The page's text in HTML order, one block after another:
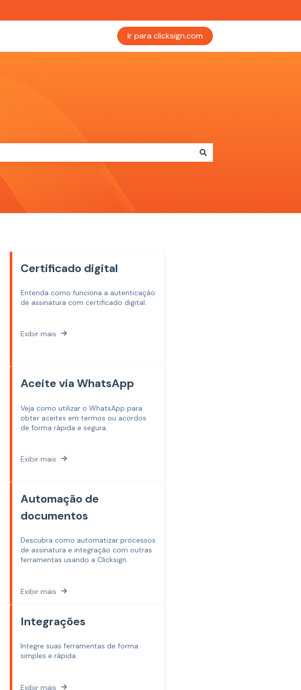
Ir para clicksign.com
Certificado digital
Entenda como funciona a autenticação
de assinatura com certificado digital.
Exibir mais
Aceite via WhatsApp
Veja como utilizar o WhatsApp para
obter aceites em termos ou acordos
de forma rápida e segura.
Exibir mais
Automação de
documentos
Descubra como automatizar processos
de assinatura e integração com outras
ferramentas usando a Clicksign.
Exibir mais
Integrações
Integre suas ferramentas de forma
simples e rápida.
Exibir mais